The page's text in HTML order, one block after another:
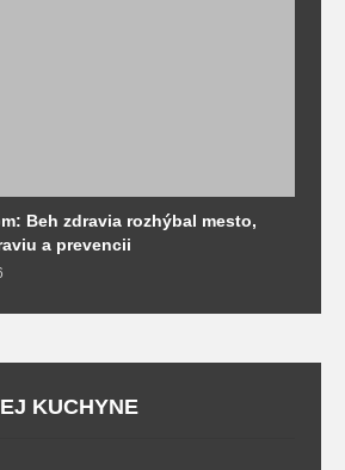
Beh zdravia rozhýbal mesto,
a prevencii
KUCHYNE